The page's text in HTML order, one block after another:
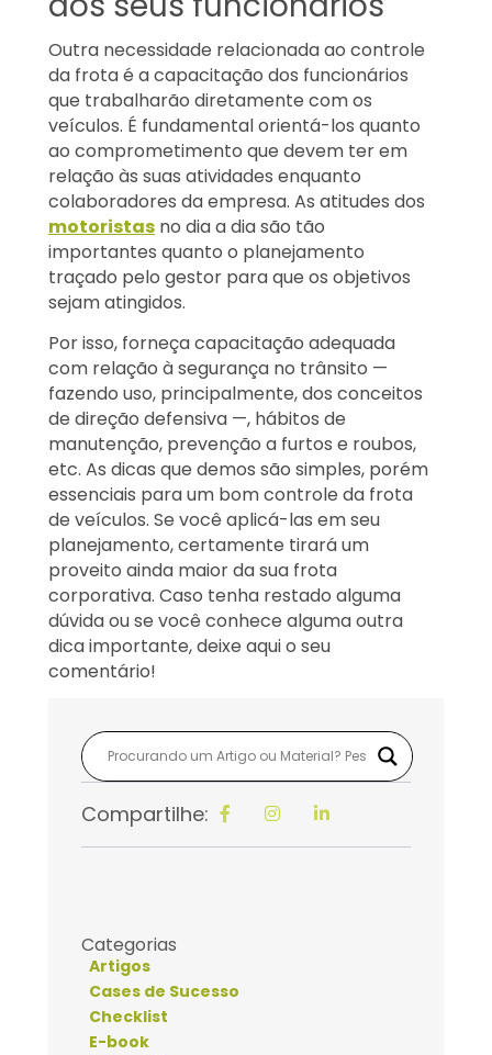
Outra necessidade relacionada ao controle
da frota é a capacitação dos funcionários
que trabalharão diretamente com os
veículos. É fundamental orientá-los quanto
ao comprometimento que devem ter em
relação às suas atividades enquanto
colaboradores da empresa. As atitudes dos
motoristas no dia a dia são tão
importantes quanto o planejamento
traçado pelo gestor para que os objetivos
sejam atingidos.
Por isso, forneça capacitação adequada
com relação à segurança no trânsito —
fazendo uso, principalmente, dos conceitos
de direção defensiva —, hábitos de
manutenção, prevenção a furtos e roubos,
etc. As dicas que demos são simples, porém
essenciais para um bom controle da frota
de veículos. Se você aplicá-las em seu
planejamento, certamente tirará um
proveito ainda maior da sua frota
corporativa. Caso tenha restado alguma
dúvida ou se você conhece alguma outra
dica importante, deixe aqui o seu
comentário!
Compartilhe:
Categorias
Artigos
Cases de Sucesso
Checklist
E-book